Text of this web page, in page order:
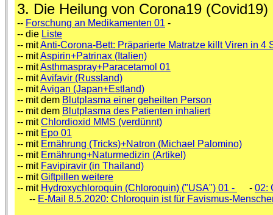
3. Die Heilung von Corona19 (Covid19)
-- Forschung an Medikamenten 01 -
-- die Liste
-- mitAnti-Corona-Bett: Präparierte Matratze killt Viren in 4
-- mitAspirin+Patrinax (Italien)
-- mitAsthmaspray+Paracetamol 01
-- mitAvifavir (Russland)
-- mitAvigan (Japan+Estland)
-- mit dem Blutplasma einer geheilten Person
-- mit dem Blutplasma des Patienten inhaliert
-- mitChlordioxid MMS (verdünnt)
-- mit Epo 01
-- mit Ernährung (Tricks)+Natron (Michael Palomino)
-- mit Ernährung+Naturmedizin (Artikel)
-- mit Favipiravir (in Thailand)
-- mitGiftpillen weitere
-- mit Hydroxychloroquin (Chloroquin) ("USA") 01 - - 02:
-- E-Mail 8.5.2020: Chloroquin ist für Favismus-